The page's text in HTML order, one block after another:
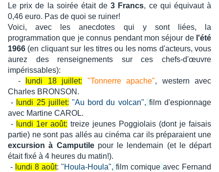
Le prix de la soirée était de3 Francs, ce qui équivaut à
0,46 euro. Pas de quoi se ruiner!
Voici, avec les anecdotes qui y sont liées, la
programmation que je connus pendant mon séjour de l'été
1966 (en cliquant sur les titres ou les noms d'acteurs, vous
aurez des renseignements sur ces chefs-d'œuvre
impérissables):
-
lundi 18 juillet: "Tonnerre apache", western avec
Charles BRONSON.
-
lundi 25 juillet: "Au bord du volcan", film d'espionnage
avec Martine CAROL.
-
lundi 1er août: treize jeunes Poggiolais (dont je faisais
partie) ne sont pas allés au cinéma car ils préparaient une
excursion à Camputilepour le lendemain (et le départ
était fixé à 4 heures du matin!).
- lundi 8 août: "Houla-Houla", film comique avec Fernand